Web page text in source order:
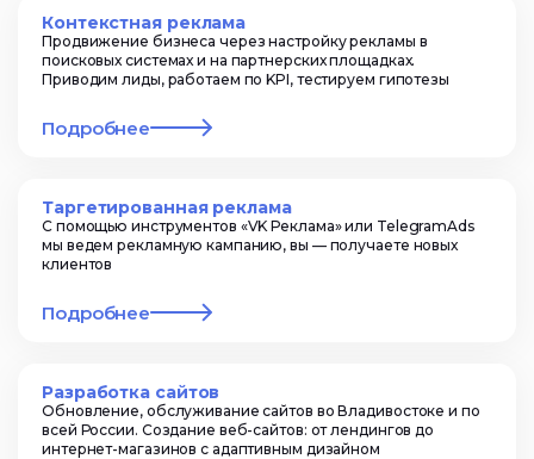
Контекстная реклама
Продвижение бизнеса через настройку рекламы в
поисковых системах и на партнерских площадках.
Приводим лиды, работаем по KPI, тестируем гипотезы
Подробнее
Таргетированная реклама
С помощью инструментов «VK Реклама» или TelegramAds
мы ведем рекламную кампанию, вы — получаете новых
клиентов
Подробнее
Разработка сайтов
Обновление, обслуживание сайтов во Владивостоке и по
всей России. Создание веб-сайтов: от лендингов до
интернет-магазинов с адаптивным дизайном